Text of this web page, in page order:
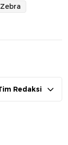
Redaksi